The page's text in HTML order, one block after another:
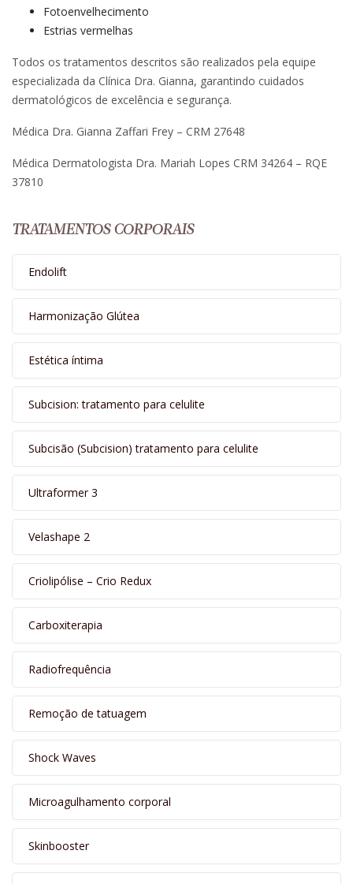
Fotoenvelhecimento
Estrias vermelhas
Todos os tratamentos descritos são realizados pela equipe
especializada da Clínica Dra. Gianna, garantindo cuidados
dermatológicos de excelência e segurança.
Médica Dra. Gianna Zaffari Frey – CRM 27648
Médica Dermatologista Dra. Mariah Lopes CRM 34264 – RQE
37810
TRATAMENTOS CORPORAIS
Endolift
Harmonização Glútea
Estética íntima
Subcision: tratamento para celulite
Subcisão (Subcision) tratamento para celulite
Ultraformer 3
Velashape 2
Criolipólise – Crio Redux
Carboxiterapia
Radiofrequência
Remoção de tatuagem
Shock Waves
Microagulhamento corporal
Skinbooster